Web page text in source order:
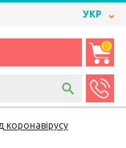
УКР
0
коронавірусу